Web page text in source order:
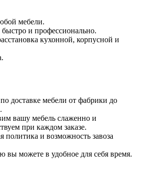
мебели.
быстро и профессионально.
кухонной, корпусной и
доставке мебели от фабрики до
вашу мебель слаженно и
при каждом заказе.
политика и возможность завоза
вы можете в удобное для себя время.